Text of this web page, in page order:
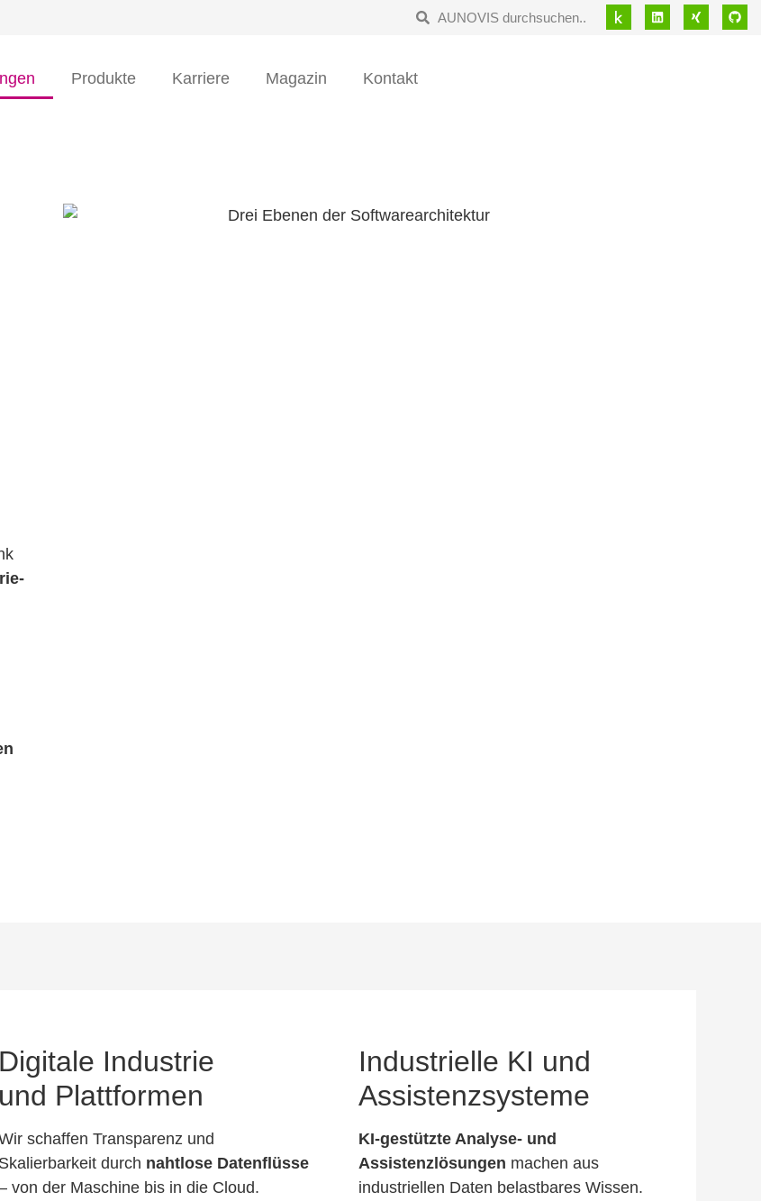
Produkte Karriere Magazin Kontakt
Digitale Industrie
und Plattformen
schaffen Transparenz und
Skalierbarkeit durch nahtlose Datenflüsse
von der Maschine bis in die Cloud.
Industrielle KI und
Assistenzsysteme
KI-gestützte Analyse- und
Assistenzlösungen machen aus
industriellen Daten belastbares Wissen.